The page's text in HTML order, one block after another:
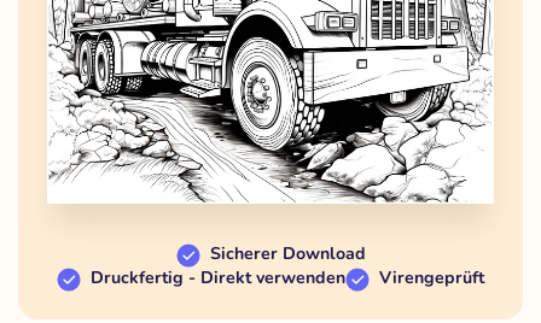
Sicherer Download
Druckfertig - Direkt verwenden
Virengeprüft